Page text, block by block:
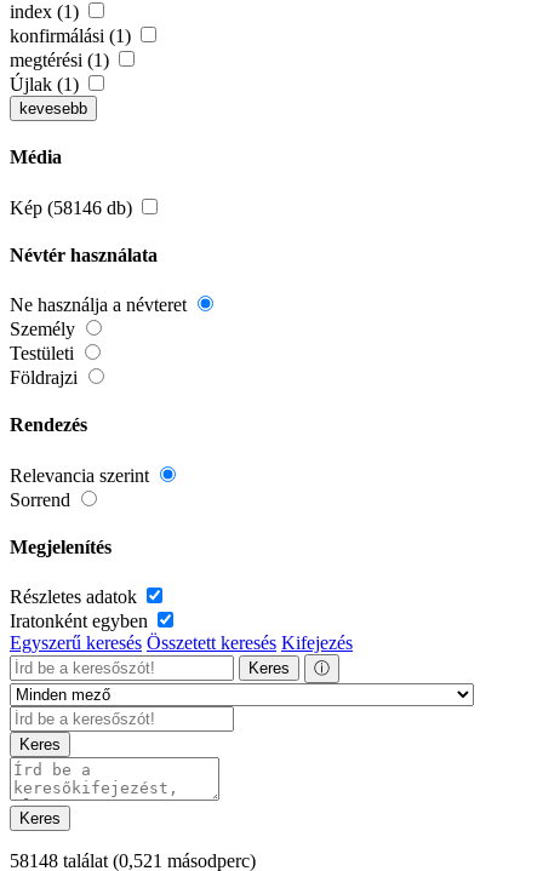
index (1)
konfirmálási (1)
megtérési (1)
Újlak (1)
kevesebb
Média
Kép (58146 db)
Névtér használata
Ne használja a névteret
Személy
Testületi
Földrajzi
Rendezés
Relevancia szerint
Sorrend
Megjelenítés
Részletes adatok
Iratonként egyben
Egyszerű keresés Összetett keresés Kifejezés
Keres ⓘ
Keres
Keres
58148 találat (0,521 másodperc)